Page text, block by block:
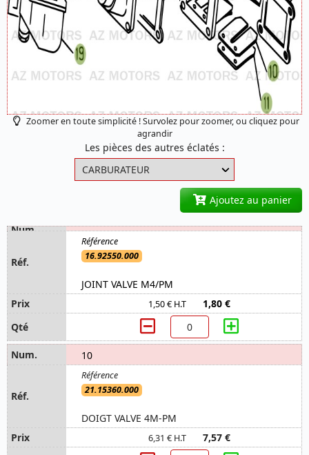
Zoomer en toute simplicité ! Survolez pour zoomer, ou cliquez pour
agrandir
Les pièces des autres éclatés :
Ajoutez au panier
16.92550.000
JOINT VALVE M4/PM
1,50 € H.T 1,80 €
10
21.15360.000
DOIGT VALVE 4M-PM
6,31 € H.T 7,57 €